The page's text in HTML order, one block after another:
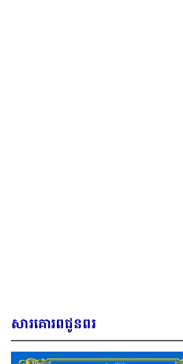
សារគោរពជូនពរ